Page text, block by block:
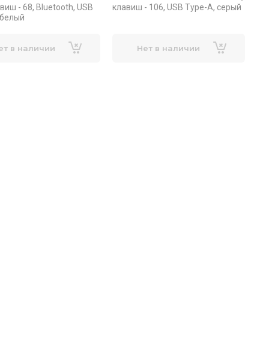
- 68, Bluetooth, USB
в наличии
клавиш - 106, USB Type-A, серый
Нет в наличии